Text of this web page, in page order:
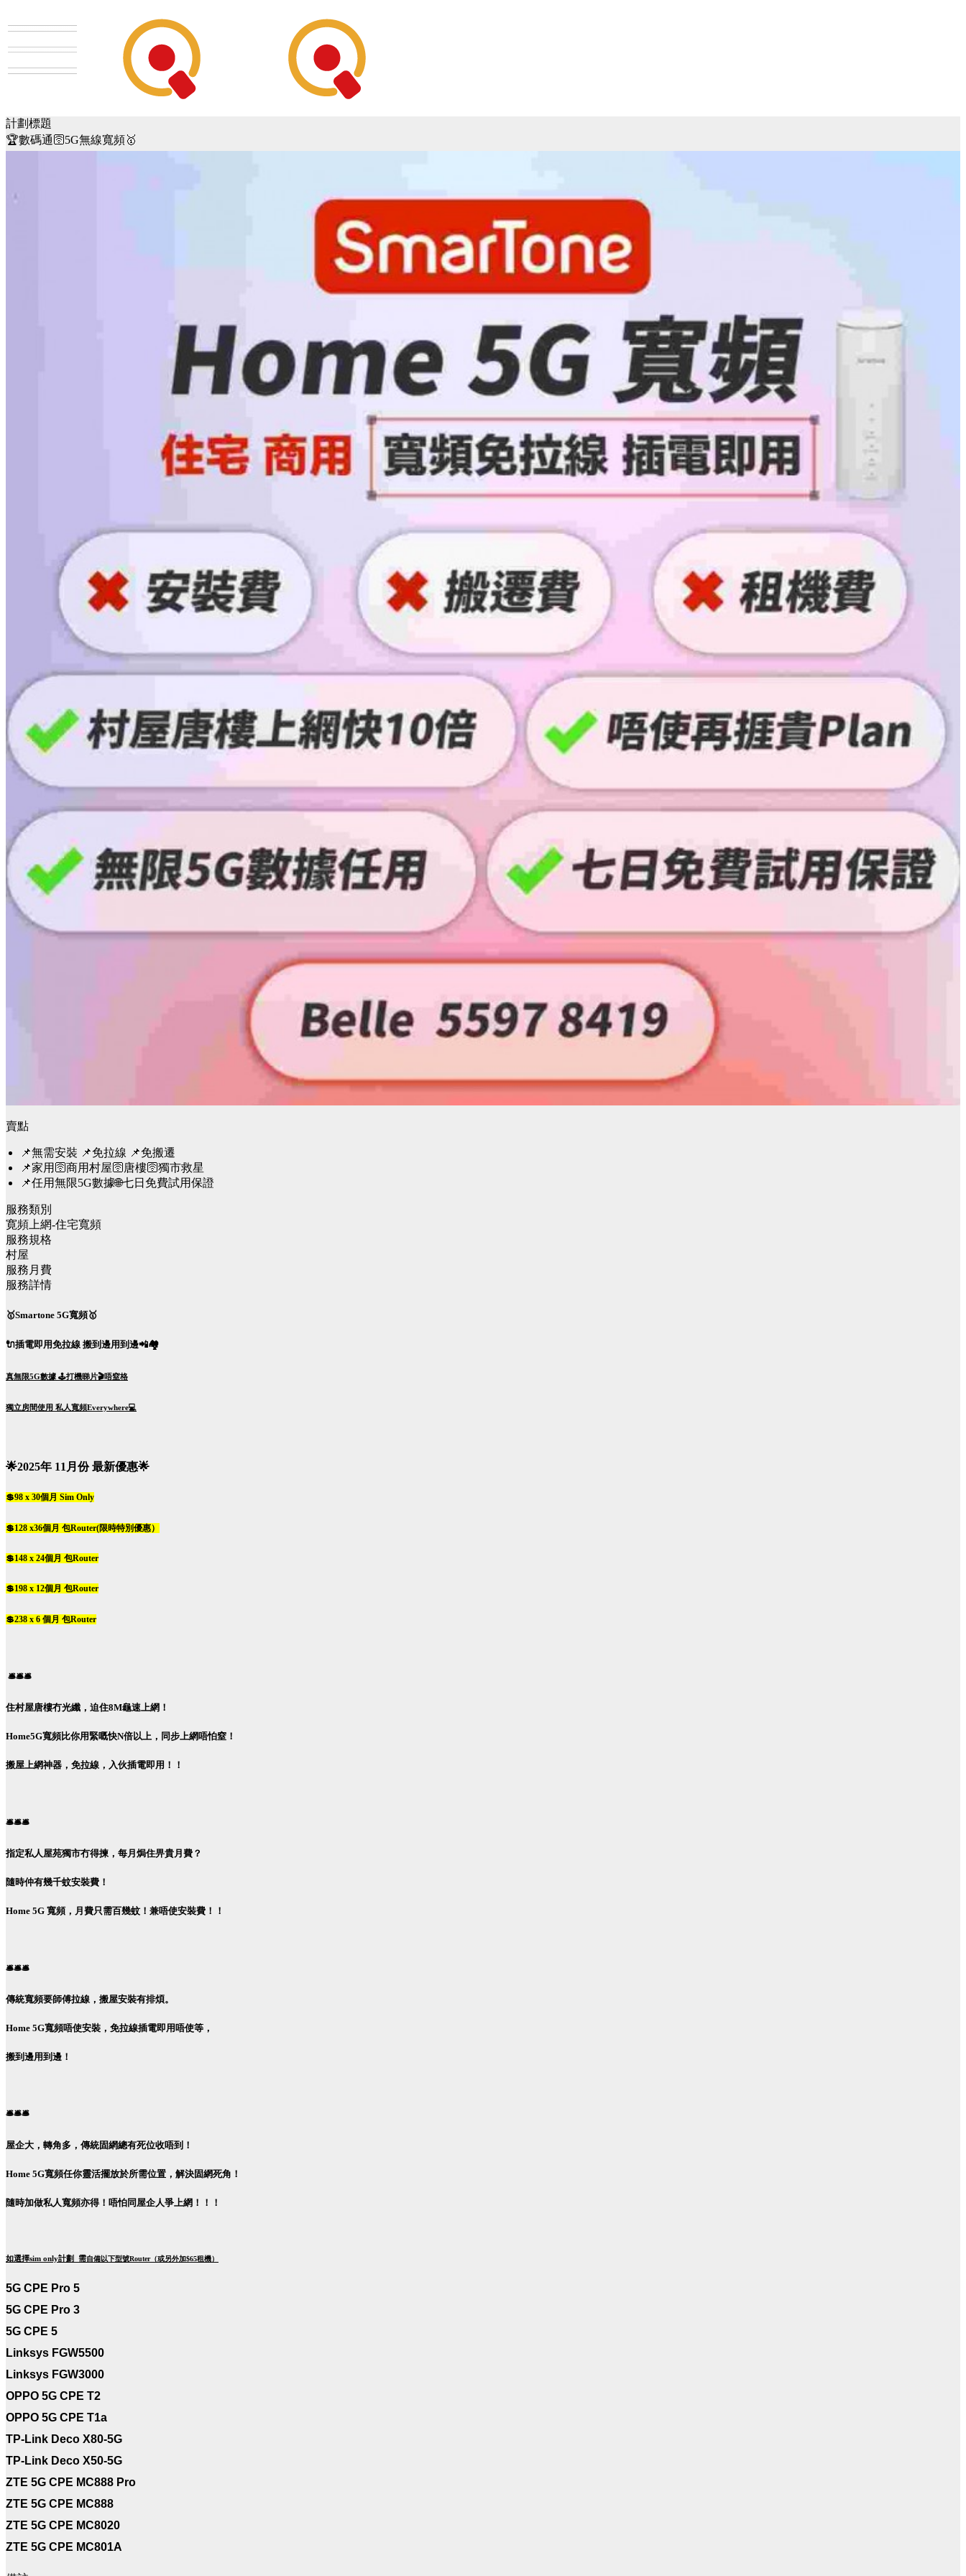
計劃標題
🏆數碼通🛜5G無線寬頻🥇
賣點
📌無需安裝 📌免拉線 📌免搬遷
📌家用🛜商用村屋🛜唐樓🛜獨市救星
📌任用無限5G數據🌐七日免費試用保證
服務類別
寛頻上網-住宅寬頻
服務規格
村屋
服務月費
服務詳情
🥇Smartone 5G寬頻🥇
🔌插電即用免拉線 搬到邊用到邊📲🏘️
真無限5G數據 🕹️打機睇片🎬唔窒格
獨立房間使用 私人寬頻Everywhere💻
🌟2025年 11月份 最新優惠🌟
💲98 x 30個月 Sim Only
💲128 x36個月 包Router(限時特別優惠）
💲148 x 24個月 包Router
💲198 x 12個月 包Router
💲238 x 6 個月 包Router
🛎️🛎️🛎️
住村屋唐樓冇光纖，迫住8M龜速上網！
Home5G寬頻比你用緊嘅快N倍以上，同步上網唔怕窒！
搬屋上網神器，免拉線，入伙插電即用！！
🛎️🛎️🛎️
指定私人屋苑獨市冇得揀，每月焗住畀貴月費？
隨時仲有幾千蚊安裝費！
Home 5G 寬頻，月費只需百幾蚊！兼唔使安裝費！！
🛎️🛎️🛎️
傳統寬頻要師傅拉線，搬屋安裝有排煩。
Home 5G寬頻唔使安裝，免拉線插電即用唔使等，
搬到邊用到邊！
🛎️🛎️🛎️
屋企大，轉角多，傳統固網總有死位收唔到！
Home 5G寬頻任你靈活擺放於所需位置，解決固網死角！
隨時加做私人寬頻亦得！唔怕同屋企人爭上網！！！
如選擇sim only計劃 需自備以下型號Router（或另外加$65租機）
5G CPE Pro 5
5G CPE Pro 3
5G CPE 5
Linksys FGW5500
Linksys FGW3000
OPPO 5G CPE T2
OPPO 5G CPE T1a
TP-Link Deco X80-5G
TP-Link Deco X50-5G
ZTE 5G CPE MC888 Pro
ZTE 5G CPE MC888
ZTE 5G CPE MC8020
ZTE 5G CPE MC801A